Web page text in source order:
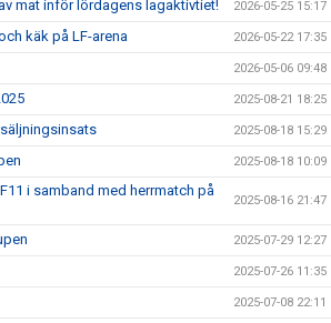
mat inför lördagens lagaktivtiet! 2026-05-25 15:17
käk på LF-arena 2026-05-22 17:35
2026-05-06 09:48
2025-08-21 18:25
2025-08-18 15:29
2025-08-18 10:09
i samband med herrmatch på
2025-08-16 21:47
2025-07-29 12:27
2025-07-26 11:35
2025-07-08 22:11